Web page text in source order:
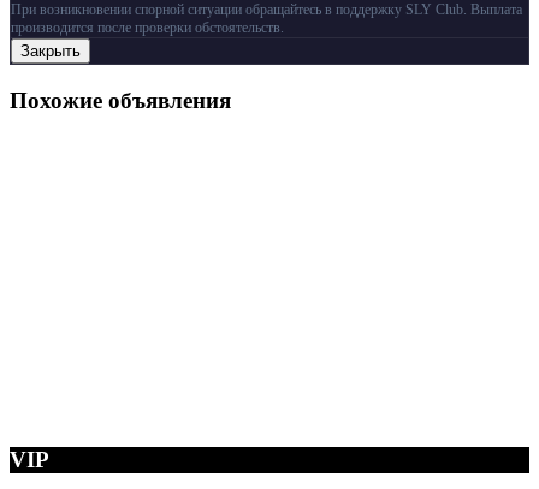
При возникновении спорной ситуации обращайтесь в поддержку SLY Club. Выплата
производится после проверки обстоятельств.
Закрыть
Похожие объявления
VIP